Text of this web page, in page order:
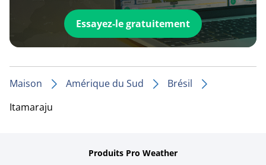
Essayez-le gratuitement
Maison Amérique du Sud
Brésil
Itamaraju
Produits Pro Weather